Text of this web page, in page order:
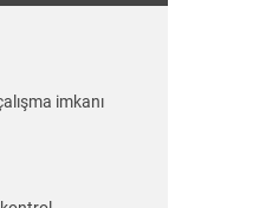
imkanı